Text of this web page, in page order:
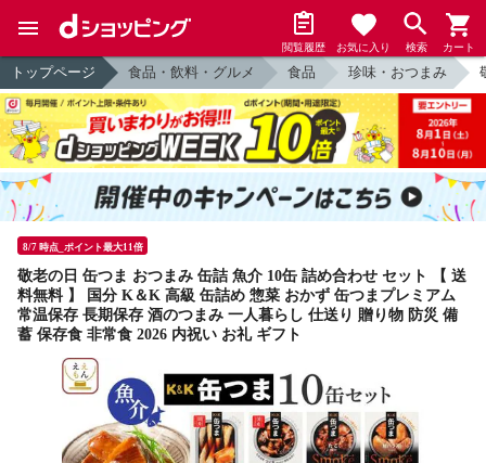
閲覧履歴 お気に入り 検索 カート
トップページ 食品・飲料・グルメ 食品 珍味・おつまみ
8/7 時点_ポイント最大11倍
敬老の日 缶つま おつまみ 缶詰 魚介 10缶 詰め合わせ セット 【 送
料無料 】 国分 K＆K 高級 缶詰め 惣菜 おかず 缶つまプレミアム
常温保存 長期保存 酒のつまみ 一人暮らし 仕送り 贈り物 防災 備
蓄 保存食 非常食 2026 内祝い お礼 ギフト